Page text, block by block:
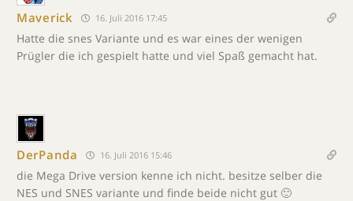
Maverick 16. Juli 2016 17:45
Hatte die snes Variante und es war eines der wenigen
Prügler die ich gespielt hatte und viel Spaß gemacht hat.
DerPanda 16. Juli 2016 15:46
die Mega Drive version kenne ich nicht. besitze selber die
NES und SNES variante und finde beide nicht gut 🙂